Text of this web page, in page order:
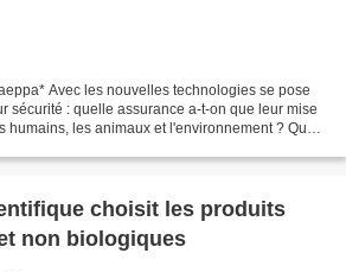
Avec les nouvelles technologies se pose
sécurité : quelle assurance a-t-on que leur mise
les animaux et l'environnement ? Quels
choisit les produits
non biologiques